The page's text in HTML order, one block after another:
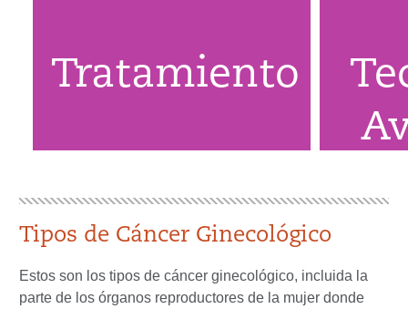
Tratamiento
Tipos de Cáncer Ginecológico
Estos son los tipos de cáncer ginecológico, incluida la
parte de los órganos reproductores de la mujer donde